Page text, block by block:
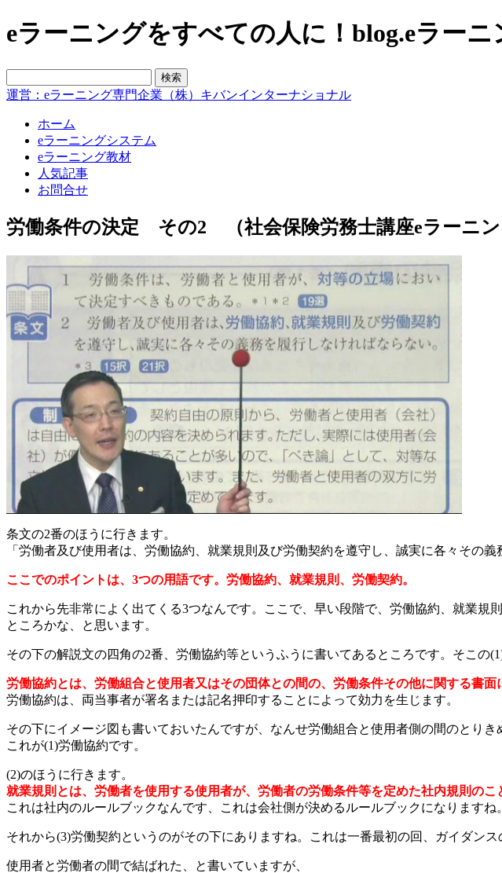
eラーニングをすべての人に！blog.eラーニ
運営：eラーニング専門企業（株）キバンインターナショナル
ホーム
eラーニングシステム
eラーニング教材
人気記事
お問合せ
労働条件の決定 その2 （社会保険労務士講座eラーニン
条文の2番のほうに行きます。
「労働者及び使用者は、労働協約、就業規則及び労働契約を遵守し、誠実に各々その義
ここでのポイントは、3つの用語です。労働協約、就業規則、労働契約。
これから先非常によく出てくる3つなんです。ここで、早い段階で、労働協約、就業
ところかな、と思います。
その下の解説文の四角の2番、労働協約等というふうに書いてあるところです。そこの
労働協約とは、労働組合と使用者又はその団体との間の、労働条件その他に関する書面
労働協約は、両当事者が署名または記名押印することによって効力を生じます。
その下にイメージ図も書いておいたんですが、なんせ労働組合と使用者側の間のとりき
これが(1)労働協約です。
(2)のほうに行きます。
就業規則とは、労働者を使用する使用者が、労働者の労働条件等を定めた社内規則のこ
これは社内のルールブックなんです、これは会社側が決めるルールブックになりますね。
それから(3)労働契約というのがその下にありますね。これは一番最初の回、ガイダン
使用者と労働者の間で結ばれた、と書いていますが、